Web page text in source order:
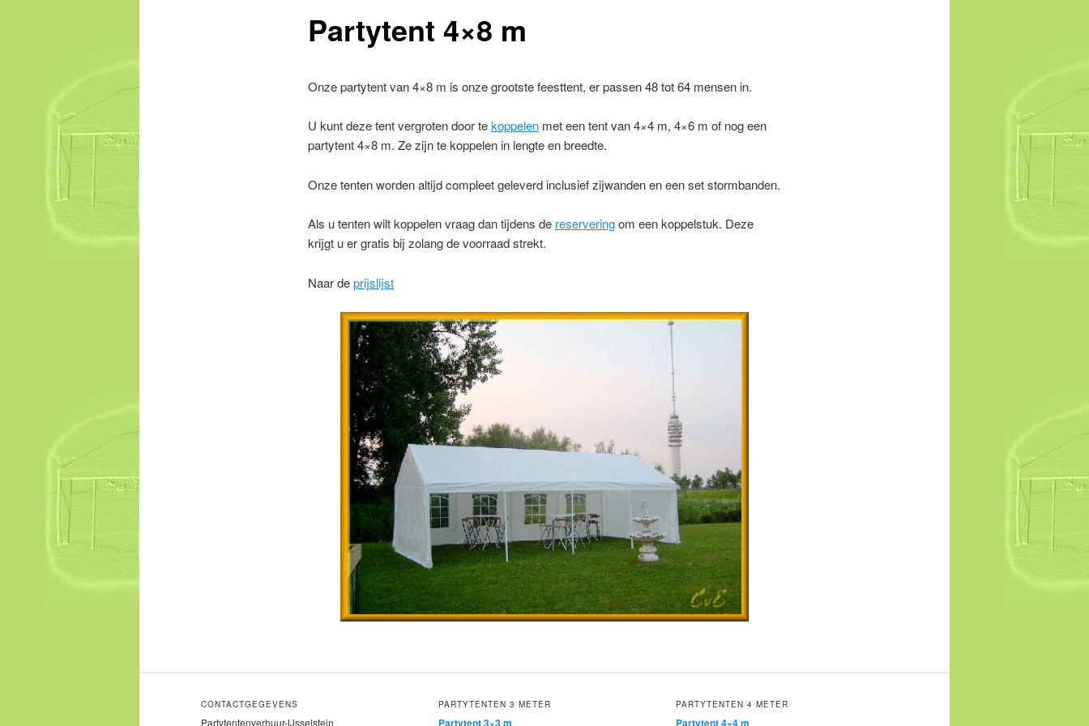
Partytent 4×8 m
Onze partytent van 4×8 m is onze grootste feesttent, er passen 48 tot 64 mensen in.
U kunt deze tent vergroten door tekoppelenmet een tent van 4×4 m, 4×6 m of nog een
partytent 4×8 m. Ze zijn te koppelen in lengte en breedte.
Onze tenten worden altijd compleet geleverd inclusief zijwanden en een set stormbanden.
Als u tenten wilt koppelen vraag dan tijdens de reserveringom een koppelstuk. Deze
krijgt u er gratis bij zolang de voorraad strekt.
Naar deprijslijst
CONTACTGEGEVENS
Partytentenverhuur-IJsselstein
PARTYTENTEN 3 METER
Partytent 3×3 m
PARTYTENTEN 4 METER
Partytent 4×4 m